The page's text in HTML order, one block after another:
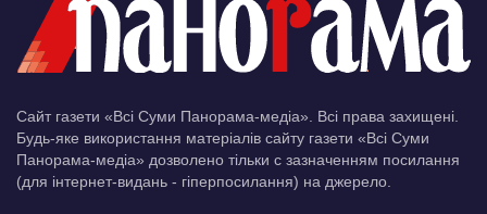
Сайт газети «Всі Суми Панорама-медіа». Всі права захищені.
Будь-яке використання матеріалів сайту газети «Всі Суми
Панорама-медіа» дозволено тільки c зазначенням посилання
(для інтернет-видань - гіперпосилання) на джерело.